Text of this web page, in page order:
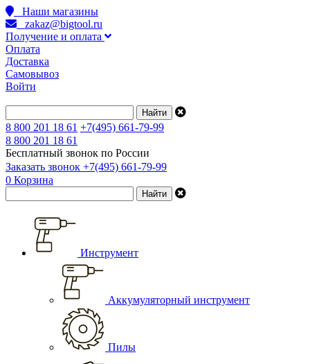
Наши магазины
zakaz@bigtool.ru
Получение и оплата
Оплата
Доставка
Самовывоз
Войти
8 800 201 18 61 +7(495) 661-79-99
8 800 201 18 61
Бесплатный звонок по России
Заказать звонок +7(495) 661-79-99
0 Корзина
Инструмент
Аккумуляторный инструмент
Пилы